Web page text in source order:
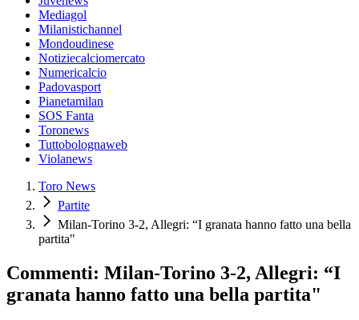
Mediagol
Milanistichannel
Mondoudinese
Notiziecalciomercato
Numericalcio
Padovasport
Pianetamilan
SOS Fanta
Toronews
Tuttobolognaweb
Violanews
Toro News
Partite
Milan-Torino 3-2, Allegri: “I granata hanno fatto una bella
partita"
Commenti: Milan-Torino 3-2, Allegri: “I
granata hanno fatto una bella partita"